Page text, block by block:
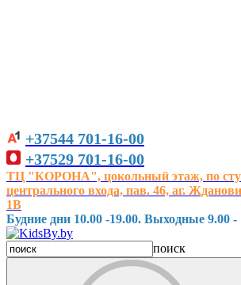
+37544 701-16-00
+37529 701-16-00
ТЦ "КОРОНА", цокольный этаж, по
центрального входа, пав. 46, аг.
1В
Будние дни 10.00 -19.00. Выходные 9.00 -
поиск